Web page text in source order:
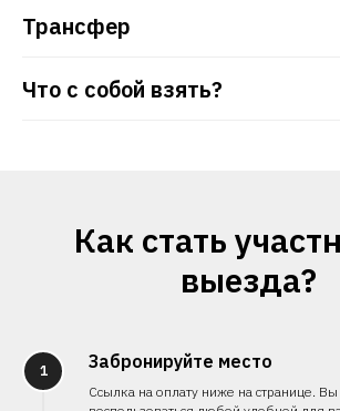
Трансфер
Что с собой взять?
Как стать
выезда?
1 Забронируйте место
Ссылка на оплату ниже на странице.